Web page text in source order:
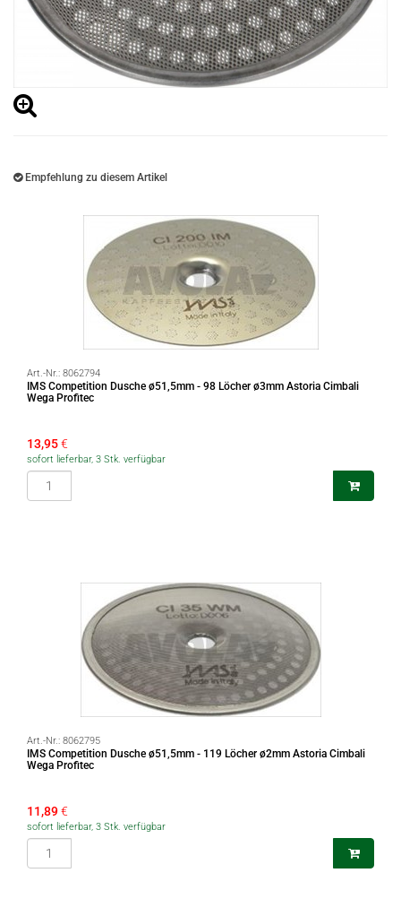
Empfehlung zu diesem Artikel
Art.-Nr.: 8062794
IMS Competition Dusche ø51,5mm - 98 Löcher ø3mm Astoria Cimbali
Wega Profitec
13,95€
sofort lieferbar, 3 Stk. verfügbar
Art.-Nr.: 8062795
IMS Competition Dusche ø51,5mm - 119 Löcher ø2mm Astoria Cimbali
Wega Profitec
11,89€
sofort lieferbar, 3 Stk. verfügbar